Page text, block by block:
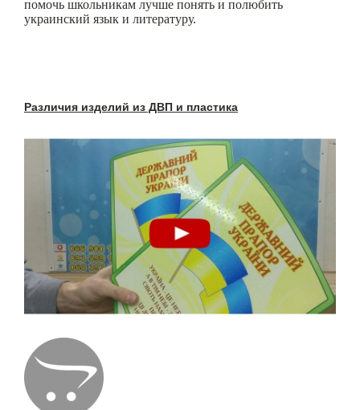
помочь школьникам лучше понять и полюбить
украинский язык и литературу.
Различия изделий из ДВП и пластика